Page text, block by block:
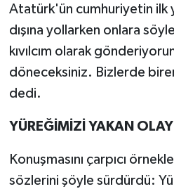
Atatürk'ün cumhuriyetin ilk
dışına yollarken onlara
kıvılcım olarak
döneceksiniz. Bizlerde birer
dedi.
YÜREĞİMİZİ YAKAN
Konuşmasını çarpıcı
sözlerini şöyle sürdürdü: